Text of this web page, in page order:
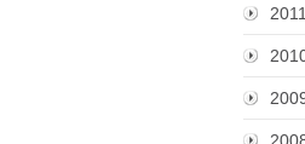
2011